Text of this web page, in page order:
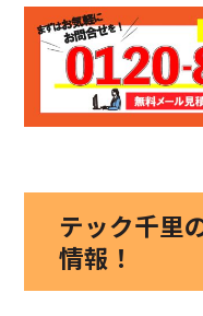
テック千里
情報！